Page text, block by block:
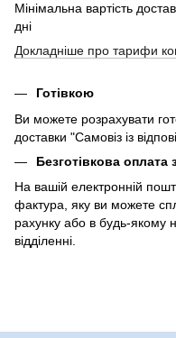
Мінімальна вартість
дні
Докладніше про тарифи
Готівкою
Ви можете розрахувати
доставки "Самовіз із
Безготівкова оплата
На вашій електронній
фактура, яку ви можете
рахунку або в будь-якому
відділенні.